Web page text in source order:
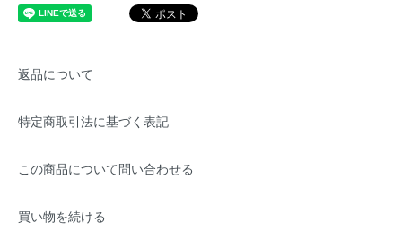
返品について
特定商取引法に基づく表記
この商品について問い合わせる
買い物を続ける